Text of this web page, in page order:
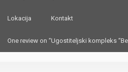
Lokacija Kontakt
One review on “Ugostiteljski kompleks